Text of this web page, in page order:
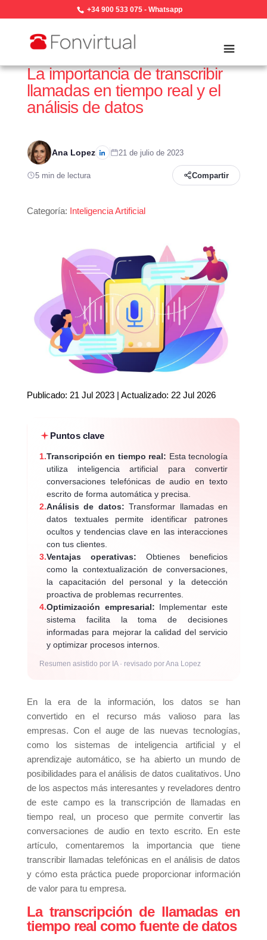
+34 900 533 075- Whatsapp
La importancia de transcribir
llamadas en tiempo real y el
análisis de datos
Ana Lopez 21 de julio de 2023
5 min de lectura Compartir
Categoría: Inteligencia Artificial
Publicado: 21 Jul 2023 | Actualizado: 22 Jul 2026
Puntos clave
1.Transcripción en tiempo real: Esta tecnología
utiliza inteligencia artificial para convertir
conversaciones telefónicas de audio en texto
escrito de forma automática y precisa.
2.Análisis de datos: Transformar llamadas en
datos textuales permite identificar patrones
ocultos y tendencias clave en las interacciones
con tus clientes.
3.Ventajas operativas: Obtienes beneficios
como la contextualización de conversaciones,
la capacitación del personal y la detección
proactiva de problemas recurrentes.
4.Optimización empresarial: Implementar este
sistema facilita la toma de decisiones
informadas para mejorar la calidad del servicio
y optimizar procesos internos.
Resumen asistido por IA · revisado por Ana Lopez
En la era de la información, los datos se han
convertido en el recurso más valioso para las
empresas. Con el auge de las nuevas tecnologías,
como los sistemas de inteligencia artificial y el
aprendizaje automático, se ha abierto un mundo de
posibilidades para el análisis de datos cualitativos. Uno
de los aspectos más interesantes y reveladores dentro
de este campo es la transcripción de llamadas en
tiempo real, un proceso que permite convertir las
conversaciones de audio en texto escrito. En este
artículo, comentaremos la importancia que tiene
transcribir llamadas telefónicas en el análisis de datos
y cómo esta práctica puede proporcionar información
de valor para tu empresa.
La transcripción de llamadas en
tiempo real como fuente de datos